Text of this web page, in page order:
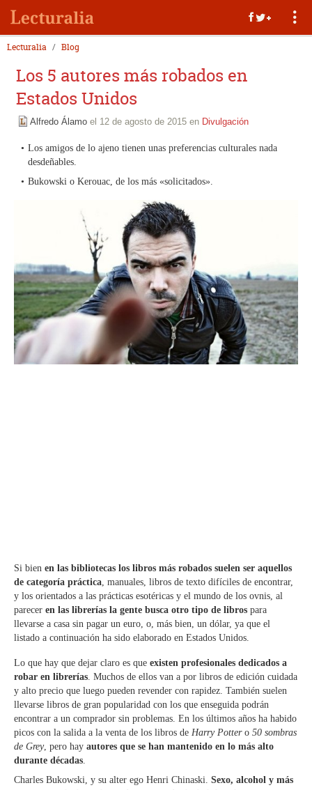
Lecturalia Blog
Los 5 autores más robados en
Estados Unidos
Alfredo Álamo el 12 de agosto de 2015 en Divulgación
Los amigos de lo ajeno tienen unas preferencias culturales nada
desdeñables.
Bukowski o Kerouac, de los más «solicitados».
Si bien en las bibliotecas los libros más robados suelen ser aquellos
de categoría práctica , manuales, libros de texto difíciles de encontrar,
y los orientados a las prácticas esotéricas y el mundo de los ovnis, al
parecer en las librerías la gente busca otro tipo de libros para
llevarse a casa sin pagar un euro, o, más bien, un dólar, ya que el
listado a continuación ha sido elaborado en Estados Unidos.
Lo que hay que dejar claro es que existen profesionales dedicados a
robar en librerías . Muchos de ellos van a por libros de edición cuidada
y alto precio que luego pueden revender con rapidez. También suelen
llevarse libros de gran popularidad con los que enseguida podrán
encontrar a un comprador sin problemas. En los últimos años ha habido
picos con la salida a la venta de los libros de Harry Potter o 50 sombras
de Grey, pero hay autores que se han mantenido en lo más alto
durante décadas
Charles Bukowski, y su alter ego Henri Chinaski. Sexo, alcohol y más